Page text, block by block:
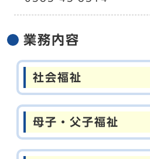
業務内容
社会福祉
母子・父子福祉